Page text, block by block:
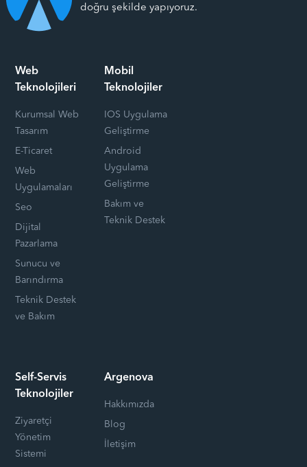
doğru şekilde yapıyoruz.
Web
Teknolojileri
Kurumsal Web
Tasarım
E-Ticaret
Web
Uygulamaları
Seo
Dijital
Pazarlama
Sunucu ve
Barındırma
Teknik Destek
ve Bakım
Mobil
Teknolojiler
IOS Uygulama
Geliştirme
Android
Uygulama
Geliştirme
Bakım ve
Teknik Destek
Self-Servis
Teknolojiler
Ziyaretçi
Yönetim
Sistemi
Argenova
Hakkımızda
Blog
İletişim